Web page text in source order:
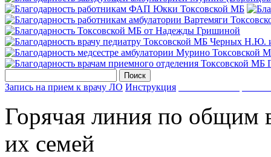
Запись на прием к врачу ЛО Инструкция
Горячая линия по общим
их семей